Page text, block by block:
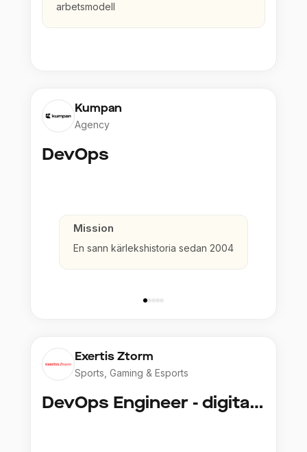
arbetsmodell
Kumpan
Agency
DevOps
Mission
En sann kärlekshistoria sedan 2004
Exertis Ztorm
Sports, Gaming & Esports
DevOps Engineer - digital distribution